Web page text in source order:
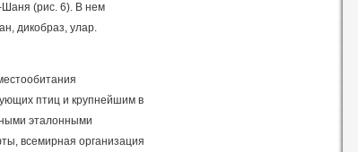
Шаня (рис. 6). В нем
дикобраз, улар.
птиц и крупнейшим в
эталонными
всемирная организация